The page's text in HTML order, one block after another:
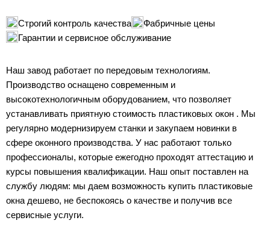
Строгий контроль качества
Фабричные цены
Гарантии и сервисное обслуживание
Наш завод работает по передовым технологиям.
Производство оснащено современным и
высокотехнологичным оборудованием, что позволяет
устанавливать приятную стоимость пластиковых окон . Мы
регулярно модернизируем станки и закупаем новинки в
сфере оконного производства. У нас работают только
профессионалы, которые ежегодно проходят аттестацию и
курсы повышения квалификации. Наш опыт поставлен на
службу людям: мы даем возможность купить пластиковые
окна дешево, не беспокоясь о качестве и получив все
сервисные услуги.